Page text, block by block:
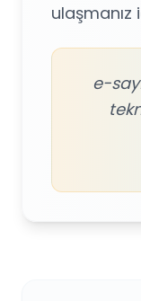
ulaşmanız
e-